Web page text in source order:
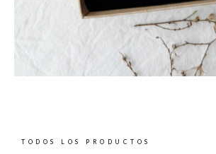
TODOS LOS PRODUCTOS